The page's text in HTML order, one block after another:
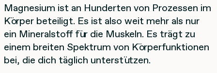
Magnesium ist an Hunderten von Prozessen im
Körper beteiligt. Es ist also weit mehr als nur
ein Mineralstoff für die Muskeln. Es trägt zu
einem breiten Spektrum von Körperfunktionen
bei, die dich täglich unterstützen.